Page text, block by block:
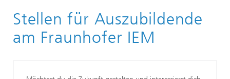
Karriere
Stellen für Auszubildende
am Fraunhofer IEM